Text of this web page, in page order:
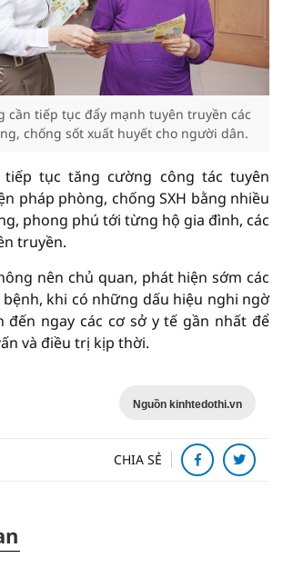
cần tiếp tục đẩy mạnh tuyên truyền các
chống sốt xuất huyết cho người dân.
tục tăng cường công tác tuyên
pháp phòng, chống SXH bằng nhiều
phong phú tới từng hộ gia đình, các
truyền.
nên chủ quan, phát hiện sớm các
khi có những dấu hiệu nghi ngờ
đến ngay các cơ sở y tế gần nhất để
và điều trị kịp thời.
Nguồn kinhtedothi.vn
CHIA SẺ